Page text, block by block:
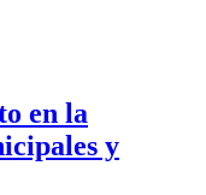
en la
y